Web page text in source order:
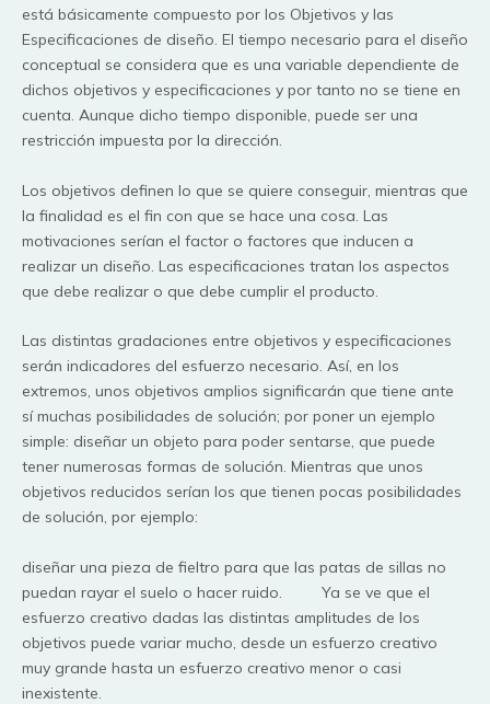
está básicamente compuesto por los Objetivos y las
Especificaciones de diseño. El tiempo necesario para el diseño
conceptual se considera que es una variable dependiente de
dichos objetivos y especificaciones y por tanto no se tiene en
cuenta. Aunque dicho tiempo disponible, puede ser una
restricción impuesta por la dirección.
Los objetivos definen lo que se quiere conseguir, mientras que
la finalidad es el fin con que se hace una cosa. Las
motivaciones serían el factor o factores que inducen a
realizar un diseño. Las especificaciones tratan los aspectos
que debe realizar o que debe cumplir el producto.
Las distintas gradaciones entre objetivos y especificaciones
serán indicadores del esfuerzo necesario. Así, en los
extremos, unos objetivos amplios significarán que tiene ante
sí muchas posibilidades de solución; por poner un ejemplo
simple: diseñar un objeto para poder sentarse, que puede
tener numerosas formas de solución. Mientras que unos
objetivos reducidos serían los que tienen pocas posibilidades
de solución, por ejemplo:
diseñar una pieza de fieltro para que las patas de sillas no
puedan rayar el suelo o hacer ruido. Ya se ve que el
esfuerzo creativo dadas las distintas amplitudes de los
objetivos puede variar mucho, desde un esfuerzo creativo
muy grande hasta un esfuerzo creativo menor o casi
inexistente.